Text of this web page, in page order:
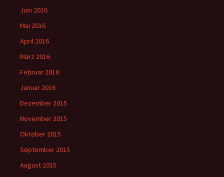
Juni 2016
Mai 2016
April 2016
März 2016
Februar 2016
Januar 2016
Dezember 2015
November 2015
Oktober 2015
September 2015
August 2015